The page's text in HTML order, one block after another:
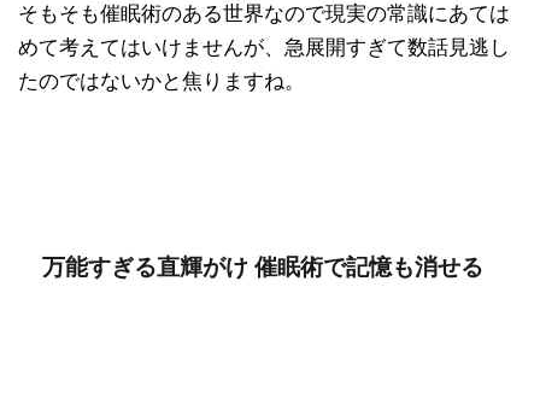
そもそも催眠術のある世界なので現実の常識にあては
めて考えてはいけませんが、急展開すぎて数話見逃し
たのではないかと焦りますね。
万能すぎる直輝がけ 催眠術で記憶も消せる